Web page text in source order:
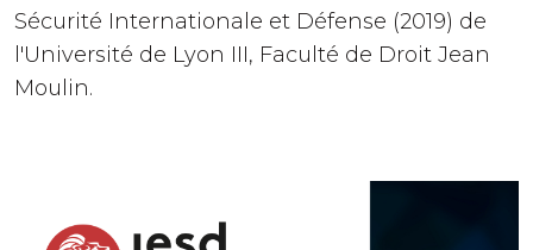
Sécurité Internationale et Défense (2019) de
l'Université de Lyon III, Faculté de Droit Jean
Moulin.